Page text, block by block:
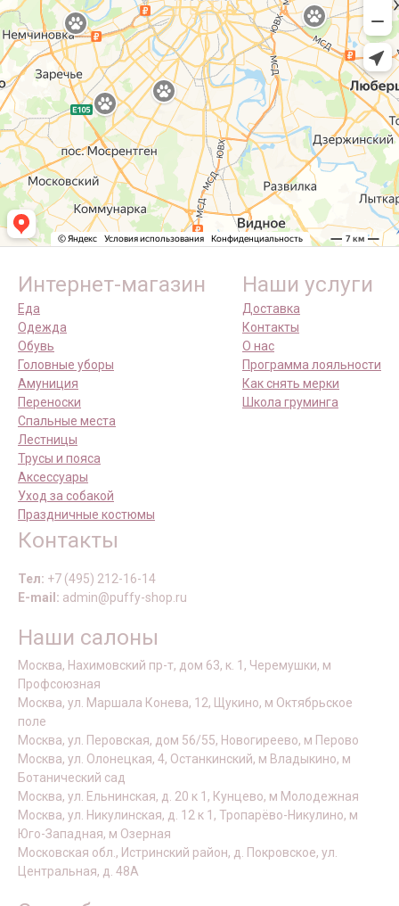
Интернет-магазин
Еда
Одежда
Обувь
Головные уборы
Амуниция
Переноски
Спальные места
Лестницы
Трусы и пояса
Аксессуары
Уход за собакой
Праздничные костюмы
Наши услуги
Доставка
Контакты
О нас
Программа лояльности
Как снять мерки
Школа груминга
Контакты
Тел: +7 (495) 212-16-14
E-mail: admin@puffy-shop.ru
Наши салоны
Москва, Нахимовский пр-т, дом 63, к. 1, Черемушки, м
Профсоюзная
Москва, ул. Маршала Конева, 12, Щукино, м Октябрьское
поле
Москва, ул. Перовская, дом 56/55, Новогиреево, м Перово
Москва, ул. Олонецкая, 4, Останкинский, м Владыкино, м
Ботанический сад
Москва, ул. Ельнинская, д. 20 к 1, Кунцево, м Молодежная
Москва, ул. Никулинская, д. 12 к 1, Тропарёво-Никулино, м
Юго-Западная, м Озерная
Московская обл., Истринский район, д. Покровское, ул.
Центральная, д. 48А